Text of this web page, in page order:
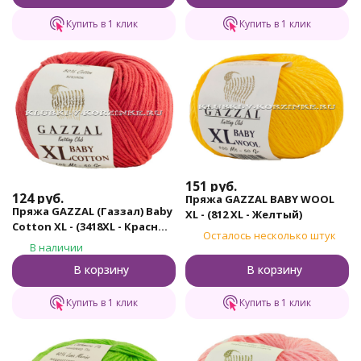
Купить в 1 клик Купить в 1 клик
124 руб.
Пряжа GAZZAL (Газзал) Baby
Cotton XL - (3418XL - Красный
коралл)
В наличии
В корзину
Купить в 1 клик
151 руб.
Пряжа GAZZAL BABY WOOL
XL - (812 XL - Желтый)
Осталось несколько штук
В корзину
Купить в 1 клик